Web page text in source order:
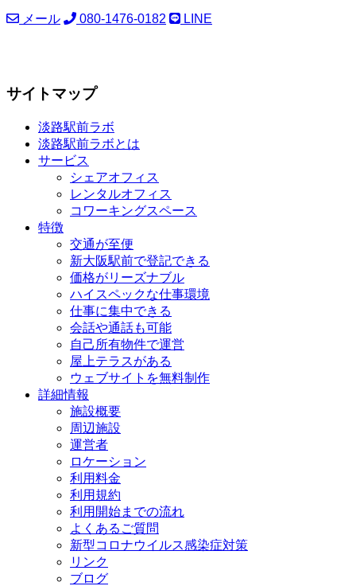
メール 080-1476-0182 LINE
サイトマップ
淡路駅前ラボ
淡路駅前ラボとは
サービス
シェアオフィス
レンタルオフィス
コワーキングスペース
特徴
交通が至便
新大阪駅前で登記できる
価格がリーズナブル
ハイスペックな仕事環境
仕事に集中できる
会話や通話も可能
自己所有物件で運営
屋上テラスがある
ウェブサイトを無料制作
詳細情報
施設概要
周辺施設
運営者
ロケーション
利用料金
利用規約
利用開始までの流れ
よくあるご質問
新型コロナウイルス感染症対策
リンク
ブログ